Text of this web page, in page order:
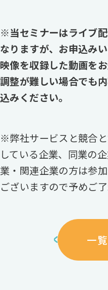
※当セミナーはライブ
なりますが、お申込み
映像を収録した動画を
調整が難しい場合でも
込みください。
※弊社サービスと競合
している企業、同業の
業・関連企業の方は参
ございますので予めご了
一